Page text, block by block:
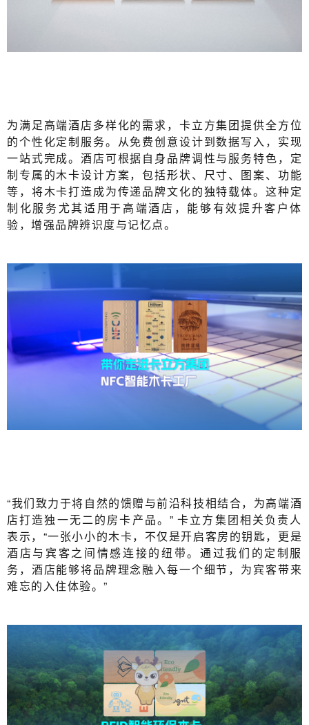
为满足高端酒店多样化的需求，卡立方集团提供全方位
的个性化定制服务。从免费创意设计到数据写入，实现
一站式完成。酒店可根据自身品牌调性与服务特色，定
制专属的木卡设计方案，包括形状、尺寸、图案、功能
等，将木卡打造成为传递品牌文化的独特载体。这种定
制化服务尤其适用于高端酒店，能够有效提升客户体
验，增强品牌辨识度与记忆点。
“我们致力于将自然的馈赠与前沿科技相结合，为高端酒
店打造独一无二的房卡产品。” 卡立方集团相关负责人
表示，“一张小小的木卡，不仅是开启客房的钥匙，更是
酒店与宾客之间情感连接的纽带。通过我们的定制服
务，酒店能够将品牌理念融入每一个细节，为宾客带来
难忘的入住体验。”